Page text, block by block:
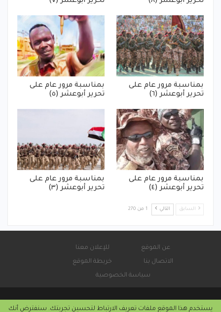
بمناسبة مرور عام على
تحرير أبوعشر (٦)
بمناسبة مرور عام على
تحرير أبوعشر (٥)
بمناسبة مرور عام على
تحرير أبوعشر (٤)
بمناسبة مرور عام على
تحرير أبوعشر (٣)
السابق التالي 1 من 270
عن الموقع
للإعلان معنا
الاتصال بنا
خريطة الموقع
سياسة الخصوصية
يستخدم هذا الموقع ملفات تعريف الارتباط لتحسين تجربتك. سنفترض أنك